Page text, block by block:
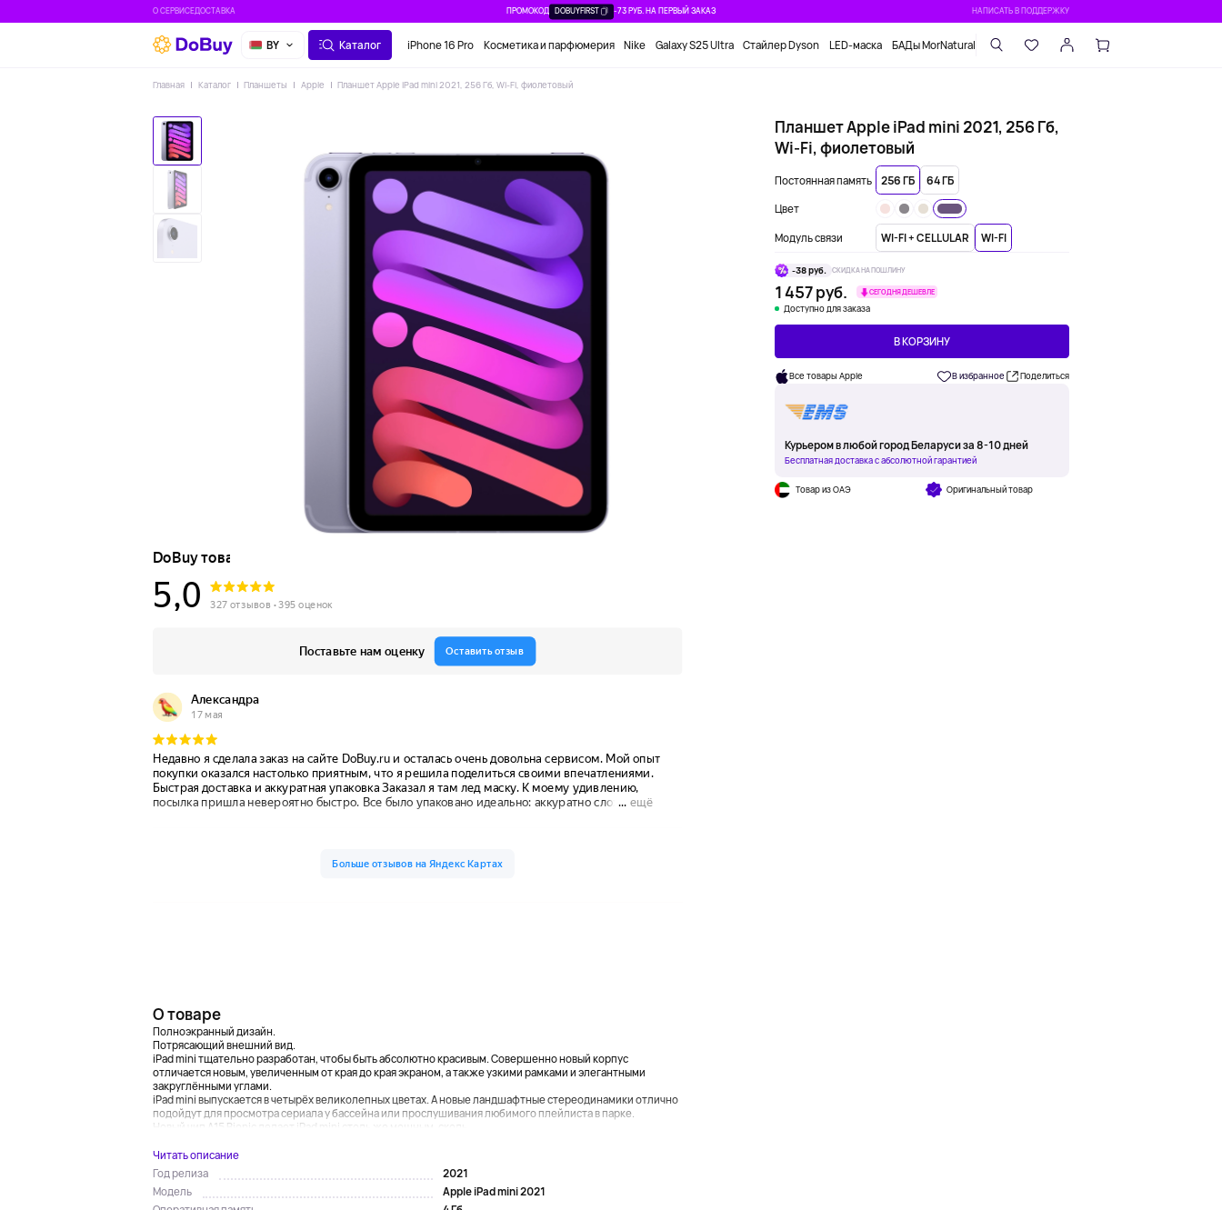
О СЕРВИСЕДОСТАВКА ПРОМОКОД DOBUYFIRST -73 РУБ. НА ПЕРВЫЙ ЗАКАЗ НАПИСАТЬ В ПОДДЕРЖКУ
BY Каталог iPhone 16 Pro Косметика и парфюмерия Nike Galaxy S25 Ultra Стайлер Dyson LED-маска БАДы MorNatural
Главная Каталог Планшеты Apple Планшет Apple iPad mini 2021, 256 Гб, Wi-Fi, фиолетовый
Планшет Apple iPad mini 2021, 256 Гб,
Wi-Fi, фиолетовый
Постоянная память 256 ГБ 64 ГБ
Цвет
Модуль связи WI-FI + CELLULAR WI-FI
-38 руб. СКИДКА НА ПОШЛИНУ
1 457 руб. СЕГОДНЯ ДЕШЕВЛЕ
Доступно для заказа
В КОРЗИНУ
Все товары Apple В избранное Поделиться
Курьером в любой город Беларуси за 8-10 дней
Бесплатная доставка с абсолютной гарантией
Товар из ОАЭ Оригинальный товар
О товаре
Полноэкранный дизайн.
Потрясающий внешний вид.
iPad mini тщательно разработан, чтобы быть абсолютно красивым. Совершенно новый корпус
отличается новым, увеличенным от края до края экраном, а также узкими рамками и элегантными
закруглёнными углами.
iPad mini выпускается в четырёх великолепных цветах. А новые ландшафтные стереодинамики отлично
подойдут для просмотра сериала у бассейна или прослушивания любимого плейлиста в парке.
Новый чип A15 Bionic делает iPad mini столь же мощным, сколь...
Читать описание
Год релиза
2021
Модель
Apple iPad mini 2021